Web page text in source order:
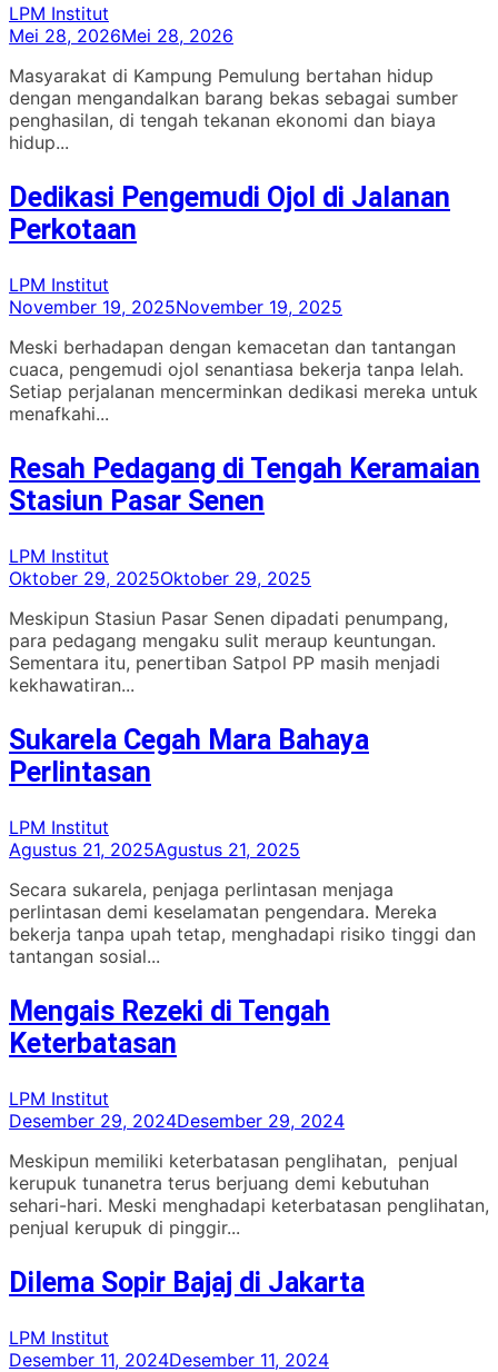
LPM Institut
Mei 28, 2026Mei 28, 2026
Masyarakat di Kampung Pemulung bertahan hidup
dengan mengandalkan barang bekas sebagai sumber
penghasilan, di tengah tekanan ekonomi dan biaya
hidup...
Dedikasi Pengemudi Ojol di Jalanan
Perkotaan
LPM Institut
November 19, 2025November 19, 2025
Meski berhadapan dengan kemacetan dan tantangan
cuaca, pengemudi ojol senantiasa bekerja tanpa lelah.
Setiap perjalanan mencerminkan dedikasi mereka untuk
menafkahi...
Resah Pedagang di Tengah Keramaian
Stasiun Pasar Senen
LPM Institut
Oktober 29, 2025Oktober 29, 2025
Meskipun Stasiun Pasar Senen dipadati penumpang,
para pedagang mengaku sulit meraup keuntungan.
Sementara itu, penertiban Satpol PP masih menjadi
kekhawatiran...
Sukarela Cegah Mara Bahaya
Perlintasan
LPM Institut
Agustus 21, 2025Agustus 21, 2025
Secara sukarela, penjaga perlintasan menjaga
perlintasan demi keselamatan pengendara. Mereka
bekerja tanpa upah tetap, menghadapi risiko tinggi dan
tantangan sosial...
Mengais Rezeki di Tengah
Keterbatasan
LPM Institut
Desember 29, 2024Desember 29, 2024
Meskipun memiliki keterbatasan penglihatan, penjual
kerupuk tunanetra terus berjuang demi kebutuhan
sehari-hari. Meski menghadapi keterbatasan penglihatan,
penjual kerupuk di pinggir...
Dilema Sopir Bajaj di Jakarta
LPM Institut
Desember 11, 2024Desember 11, 2024